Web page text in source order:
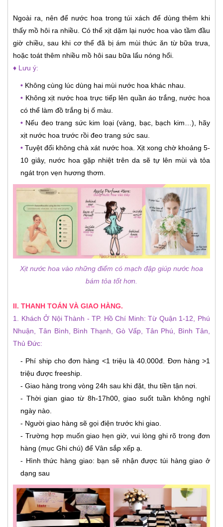
Ngoài ra, nên để nước hoa trong túi xách để dùng thêm khi
thấy mồ hôi ra nhiều. Có thể xịt dặm lại nước hoa vào tầm đầu
giờ chiều, sau khi cơ thể đã bị ám mùi thức ăn từ bữa trưa,
hoặc toát thêm nhiều mồ hôi sau bữa lẩu nóng hổi.
♦ Lưu ý:
• Không cùng lúc dùng hai mùi nước hoa khác nhau.
• Không xịt nước hoa trực tiếp lên quần áo trắng, nước hoa
có thể làm đồ trắng bị ố màu.
• Nếu đeo trang sức kim loại (vàng, bạc, bạch kim…), hãy
xịt nước hoa trước rồi đeo trang sức sau.
• Tuyệt đối không chà xát nước hoa. Xịt xong chờ khoảng 5-
10 giây, nước hoa gặp nhiệt trên da sẽ tự lên mùi và tỏa
ngát trọn vẹn hương thơm.
Xịt nước hoa vào những điểm có mạch đập giúp nước hoa
bám tỏa tốt hơn.
II. THANH TOÁN VÀ GIAO HÀNG.
1. Khách Ở Nội Thành - TP. Hồ Chí Minh: Từ Quận 1-12, Phú
Nhuận, Tân Bình, Bình Thạnh, Gò Vấp, Tân Phú, Bình Tân,
Thủ Đức:
- Phí ship cho đơn hàng <1 triệu là 40.000đ. Đơn hàng >1
triệu được freeship.
- Giao hàng trong vòng 24h sau khi đặt, thu tiền tận nơi.
- Thời gian giao từ 8h-17h00, giao suốt tuần không nghỉ
ngày nào.
- Người giao hàng sẽ gọi điện trước khi giao.
- Trường hợp muốn giao hẹn giờ, vui lòng ghi rõ trong đơn
hàng (mục Ghi chú) để Vân sắp xếp ạ.
- Hình thức hàng giao: bạn sẽ nhận được túi hàng giao ở
dạng sau